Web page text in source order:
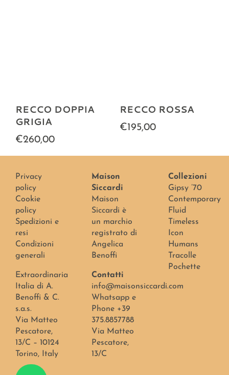
RECCO DOPPIA
GRIGIA
€260,00
RECCO ROSSA
€195,00
Privacy
policy
Cookie
policy
Spedizioni e
resi
Condizioni
generali
Extraordinaria
Italia di A.
Benoffi & C.
s.a.s.
Via Matteo
Pescatore,
13/C – 10124
Torino, Italy
Maison
Siccardi
Maison
Siccardi è
un marchio
registrato di
Angelica
Benoffi
Contatti
info@maisonsiccardi.com
Whatsapp e
Phone +39
375.8857788
Via Matteo
Pescatore,
13/C
Collezioni
Gipsy ’70
Contemporary
Fluid
Timeless
Icon
Humans
Tracolle
Pochette